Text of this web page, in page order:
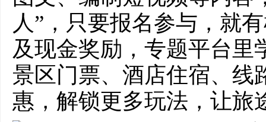
人”，只要报名参与，就
及现金奖励，专题平台里
景区门票、酒店住宿、线
惠，解锁更多玩法，让旅